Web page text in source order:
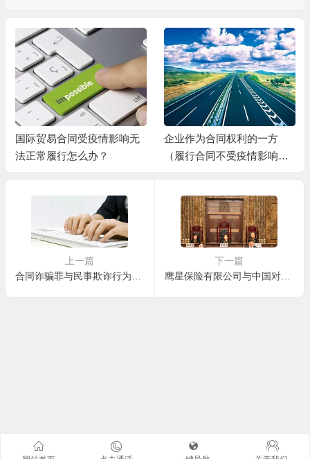
国际贸易合同受疫情影响无
法正常履行怎么办？
企业作为合同权利的一方
（履行合同不受疫情影响的
意逃避合同义务或债务，此
时建议做好以下工作：
（1）加强合同履行情况的管
理，通过电话、邮件、微信
等方式与合同相对方取得联
接、充分； C.审查是否及时
上一篇
合同诈骗罪与民事欺诈行为的界限
下一篇
鹰星保险有限公司与中国对外贸易运输总公司、韩进海运公司海上保险代位求偿权纠纷案